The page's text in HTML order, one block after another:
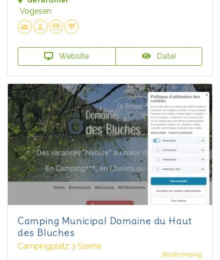
Vogesen
Website Datei
Camping Municipal Domaine du Haut
des Bluches
Campingplatz 3 Sterne
Stadtcamping